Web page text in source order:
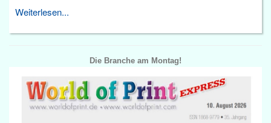
Weiterlesen...
Die Branche am Montag!